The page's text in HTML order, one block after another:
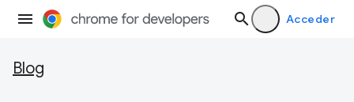
Acceder
Blog